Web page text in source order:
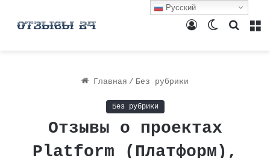
Поиск
Switch
Войти
Главная / Без рубрики
Без рубрики
Отзывы о проектах
Platform (Платформ),
Русский